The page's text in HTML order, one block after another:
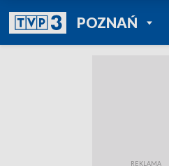
POZNAŃ
POWRÓT
TVP